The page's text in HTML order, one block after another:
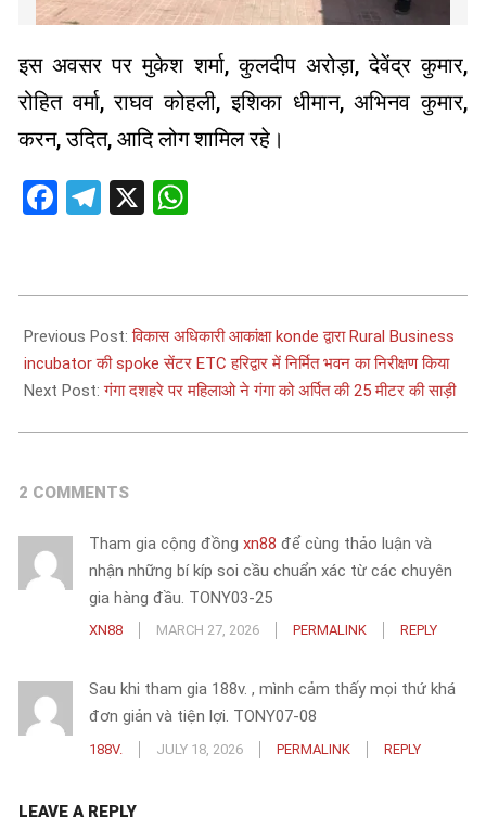
इस अवसर पर मुकेश शर्मा, कुलदीप अरोड़ा, देवेंद्र कुमार,
रोहित वर्मा, राघव कोहली, इशिका धीमान, अभिनव कुमार,
करन, उदित, आदि लोग शामिल रहे।
Facebook
Telegram
X
06-
06
Previous Post:विकास अधिकारी आकांक्षा konde द्वारा Rural Business
incubator की spoke सेंटर ETC हरिद्वार में निर्मित भवन का निरीक्षण किया
Next Post:गंगा दशहरे पर महिलाओ ने गंगा को अर्पित की 25 मीटर की साड़ी
2 COMMENTS
Tham gia cộng đồng xn88 để cùng thảo luận và
nhận những bí kíp soi cầu chuẩn xác từ các chuyên
gia hàng đầu. TONY03-25
XN88 MARCH 27, 2026 PERMALINK REPLY
Sau khi tham gia 188v. , mình cảm thấy mọi thứ khá
đơn giản và tiện lợi. TONY07-08
188V. JULY 18, 2026 PERMALINK REPLY
LEAVE A REPLY